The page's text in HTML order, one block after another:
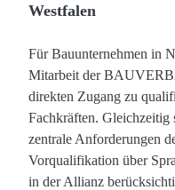
Westfalen
Für Bauunternehmen in
Mitarbeit der
direkten Zugang zu
Fachkräften. Gleichzeitig
zentrale Anforderungen
Vorqualifikation über
in der Allianz